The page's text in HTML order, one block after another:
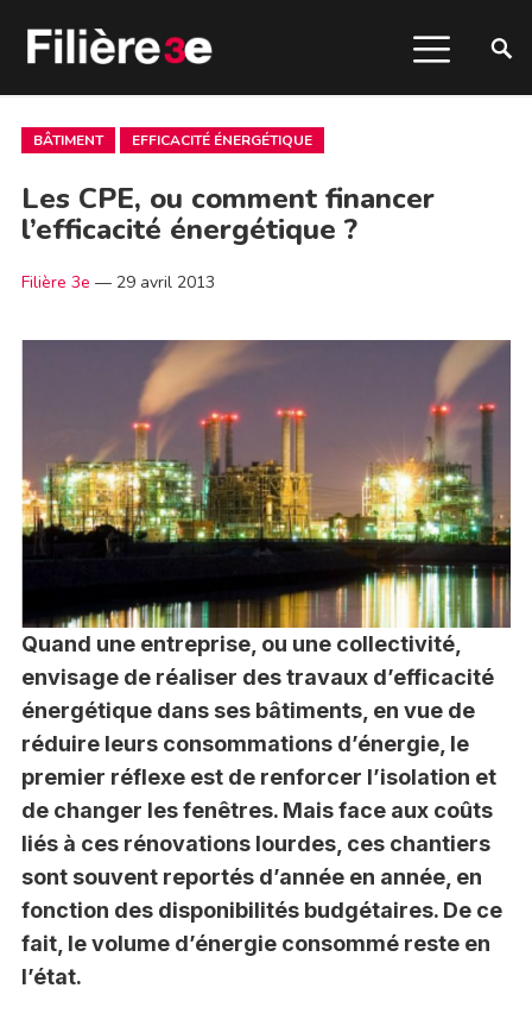
BÂTIMENT EFFICACITÉ ÉNERGÉTIQUE
Les CPE, ou comment financer
l’efficacité énergétique ?
Filière 3e — 29 avril 2013
Quand une entreprise, ou une collectivité,
envisage de réaliser des travaux d’efficacité
énergétique dans ses bâtiments, en vue de
réduire leurs consommations d’énergie, le
premier réflexe est de renforcer l’isolation et
de changer les fenêtres. Mais face aux coûts
liés à ces rénovations lourdes, ces chantiers
sont souvent reportés d’année en année, en
fonction des disponibilités budgétaires. De ce
fait, le volume d’énergie consommé reste en
l’état.